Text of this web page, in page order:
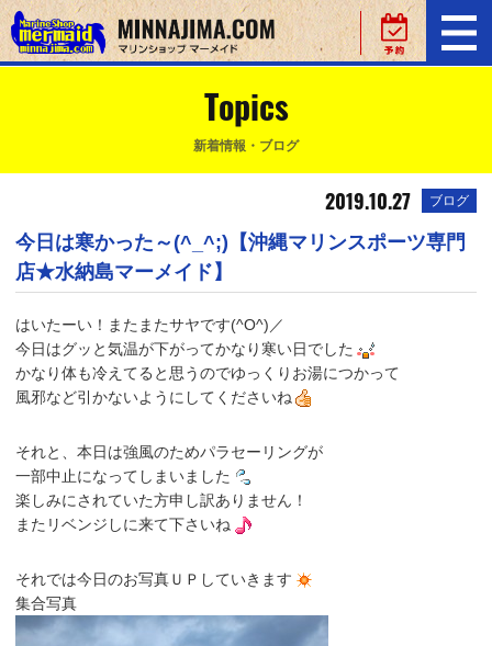
Topics
新着情報・ブログ
2019.10.27 ブログ
今日は寒かった～(^_^;)【沖縄マリンスポーツ専門
店★水納島マーメイド】
はいたーい！またまたサヤです(^O^)／
今日はグッと気温が下がってかなり寒い日でした
かなり体も冷えてると思うのでゆっくりお湯につかって
風邪など引かないようにしてくださいね
それと、本日は強風のためパラセーリングが
一部中止になってしまいました
楽しみにされていた方申し訳ありません！
またリベンジしに来て下さいね
それでは今日のお写真ＵＰしていきます
集合写真